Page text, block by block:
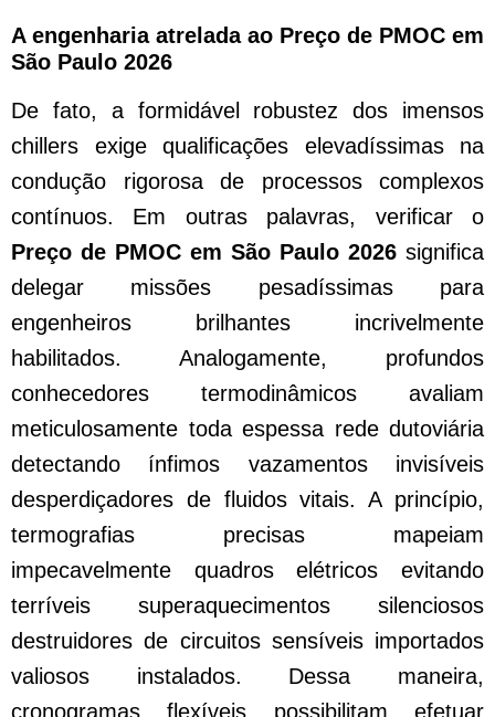
A engenharia atrelada ao Preço de PMOC em
São Paulo 2026
De fato, a formidável robustez dos imensos
chillers exige qualificações elevadíssimas na
condução rigorosa de processos complexos
contínuos. Em outras palavras, verificar o
Preço de PMOC em São Paulo 2026 significa
delegar missões pesadíssimas para
engenheiros brilhantes incrivelmente
habilitados. Analogamente, profundos
conhecedores termodinâmicos avaliam
meticulosamente toda espessa rede dutoviária
detectando ínfimos vazamentos invisíveis
desperdiçadores de fluidos vitais. A princípio,
termografias precisas mapeiam
impecavelmente quadros elétricos evitando
terríveis superaquecimentos silenciosos
destruidores de circuitos sensíveis importados
valiosos instalados. Dessa maneira,
cronogramas flexíveis possibilitam efetuar